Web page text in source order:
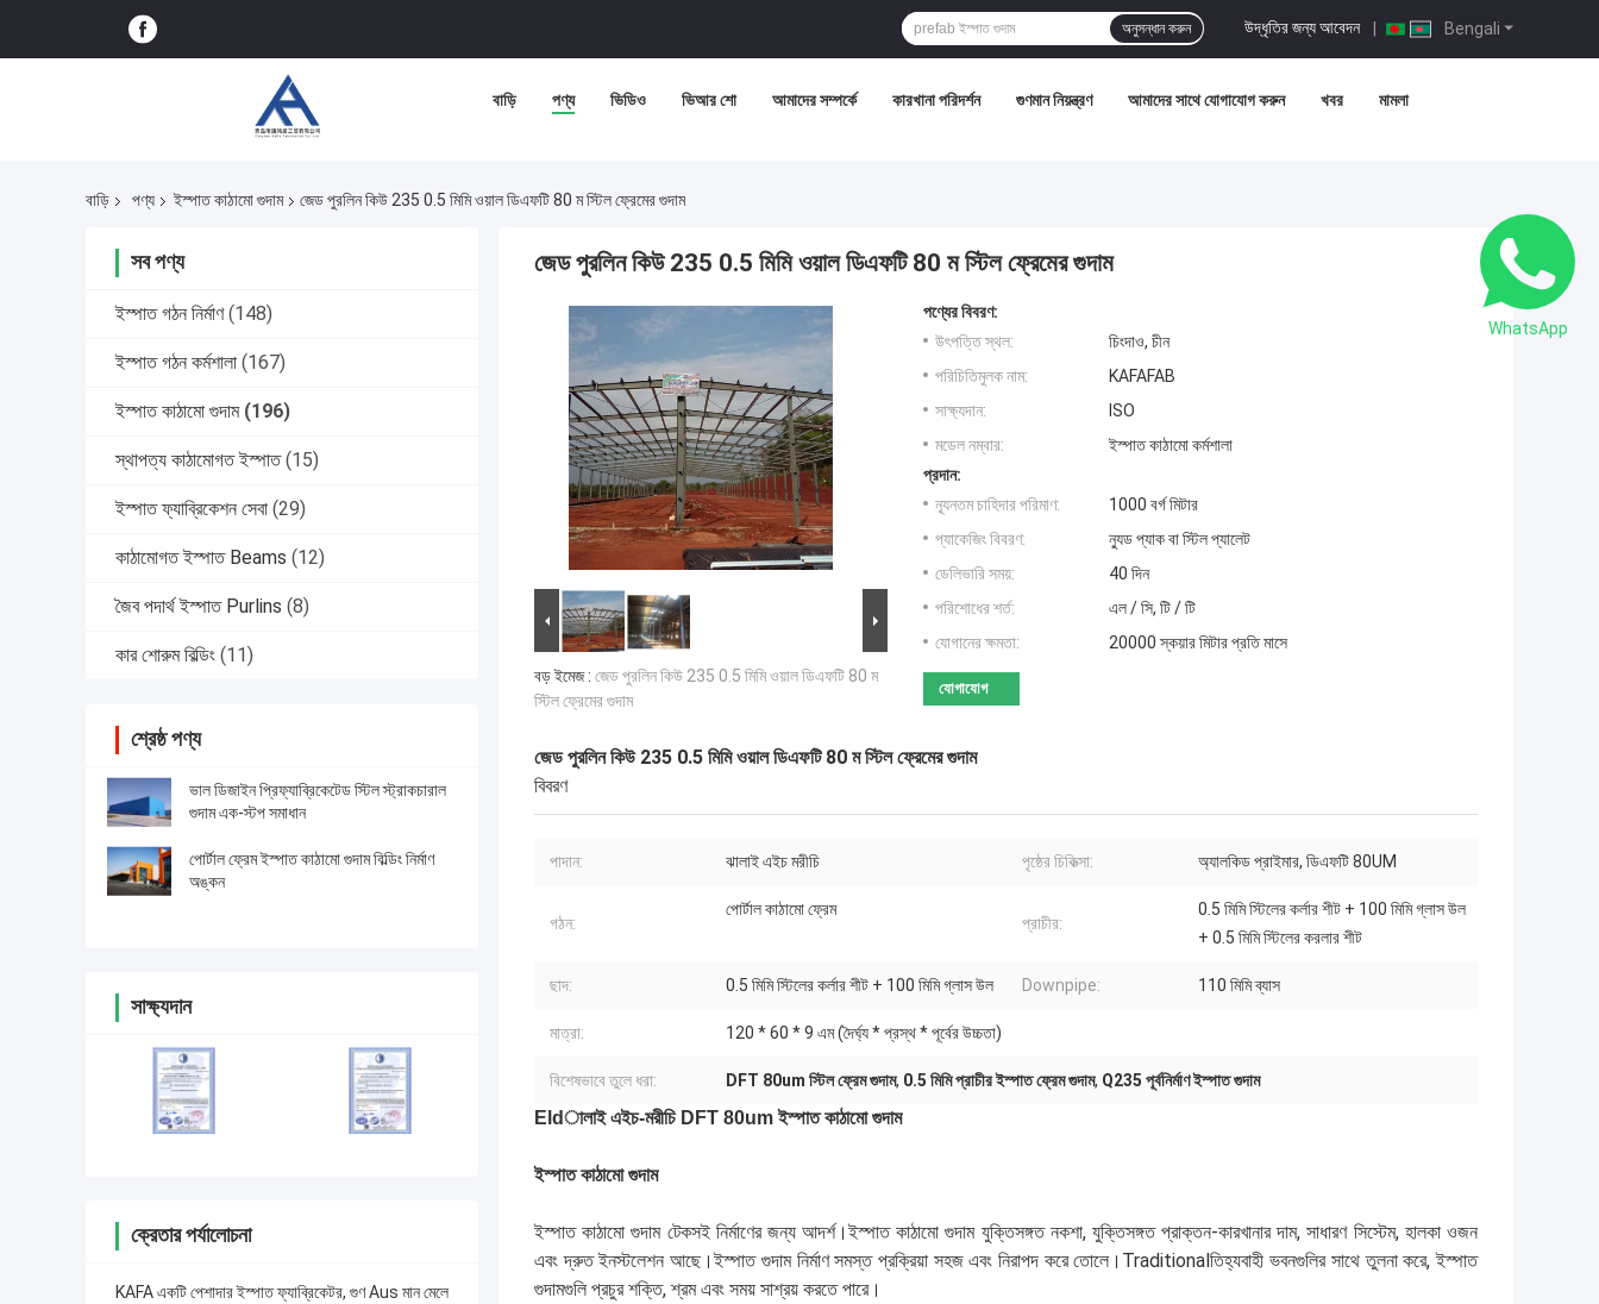
Bengali
উদ্ধৃতির জন্য আবেদন |
অনুসন্ধান করুন
বাড়ি পণ্য ভিডিও ভিআর শো আমাদের সম্পর্কে কারখানা পরিদর্শন গুণমান নিয়ন্ত্রণ আমাদের সাথে যোগাযোগ করুন খবর মামলা
বাড়ি পণ্য ইস্পাত কাঠামো গুদাম জেড পুরলিন কিউ 235 0.5 মিমি ওয়াল ডিএফটি 80 ম স্টিল ফ্রেমের গুদাম
সব পণ্য
ইস্পাত গঠন নির্মাণ (148)
ইস্পাত গঠন কর্মশালা (167)
ইস্পাত কাঠামো গুদাম (196)
স্থাপত্য কাঠামোগত ইস্পাত (15)
ইস্পাত ফ্যাব্রিকেশন সেবা (29)
কাঠামোগত ইস্পাত Beams (12)
জৈব পদার্থ ইস্পাত Purlins (8)
কার শোরুম বিল্ডিং (11)
শ্রেষ্ঠ পণ্য
ভাল ডিজাইন প্রিফ্যাব্রিকেটেড স্টিল স্ট্রাকচারাল
গুদাম এক-স্টপ সমাধান
পোর্টাল ফ্রেম ইস্পাত কাঠামো গুদাম বিল্ডিং নির্মাণ
অঙ্কন
সাক্ষ্যদান
ক্রেতার পর্যালোচনা
KAFA একটি পেশাদার ইস্পাত ফ্যাব্রিকেটর, গুণ Aus মান মেলে
জেড পুরলিন কিউ 235 0.5 মিমি ওয়াল ডিএফটি 80 ম স্টিল ফ্রেমের গুদাম
বড় ইমেজ : জেড পুরলিন কিউ 235 0.5 মিমি ওয়াল ডিএফটি 80 ম
স্টিল ফ্রেমের গুদাম
পণ্যের বিবরণ:
উৎপত্তি স্থল:
চিংদাও, চীন
পরিচিতিমুলক নাম:
KAFAFAB
সাক্ষ্যদান:
ISO
মডেল নম্বার:
ইস্পাত কাঠামো কর্মশালা
প্রদান:
ন্যূনতম চাহিদার পরিমাণ:
1000 বর্গ মিটার
প্যাকেজিং বিবরণ:
ন্যুড প্যাক বা স্টিল প্যালেট
ডেলিভারি সময়:
40 দিন
পরিশোধের শর্ত:
এল / সি, টি / টি
যোগানের ক্ষমতা:
20000 স্কয়ার মিটার প্রতি মাসে
যোগাযোগ
জেড পুরলিন কিউ 235 0.5 মিমি ওয়াল ডিএফটি 80 ম স্টিল ফ্রেমের গুদাম
বিবরণ
পাদান: ঝালাই এইচ মরীচি পৃষ্ঠের চিকিত্সা: অ্যালকিড প্রাইমার, ডিএফটি 80UM
গঠন:
পোর্টাল কাঠামো ফ্রেম
প্রাচীর:
0.5 মিমি স্টিলের কর্লার শীট + 100 মিমি গ্লাস উল
+ 0.5 মিমি স্টিলের করলার শীট
ছাদ: 0.5 মিমি স্টিলের কর্লার শীট + 100 মিমি গ্লাস উল Downpipe: 110 মিমি ব্যাস
মাত্রা: 120 * 60 * 9 এম (দৈর্ঘ্য * প্রস্থ * পূর্বের উচ্চতা)
বিশেষভাবে তুলে ধরা: DFT 80um স্টিল ফ্রেম গুদাম, 0.5 মিমি প্রাচীর ইস্পাত ফ্রেম গুদাম, Q235 পূর্বনির্মাণ ইস্পাত গুদাম
Eldালাই এইচ-মরীচি DFT 80um ইস্পাত কাঠামো গুদাম
ইস্পাত কাঠামো গুদাম
ইস্পাত কাঠামো গুদাম টেকসই নির্মাণের জন্য আদর্শ।ইস্পাত কাঠামো গুদাম যুক্তিসঙ্গত নকশা, যুক্তিসঙ্গত প্রাক্তন-কারখানার দাম, সাধারণ সিস্টেম, হালকা ওজন
এবং দ্রুত ইনস্টলেশন আছে।ইস্পাত গুদাম নির্মাণ সমস্ত প্রক্রিয়া সহজ এবং নিরাপদ করে তোলে।Traditionalতিহ্যবাহী ভবনগুলির সাথে তুলনা করে, ইস্পাত
গুদামগুলি প্রচুর শক্তি, শ্রম এবং সময় সাশ্রয় করতে পারে।
WhatsApp